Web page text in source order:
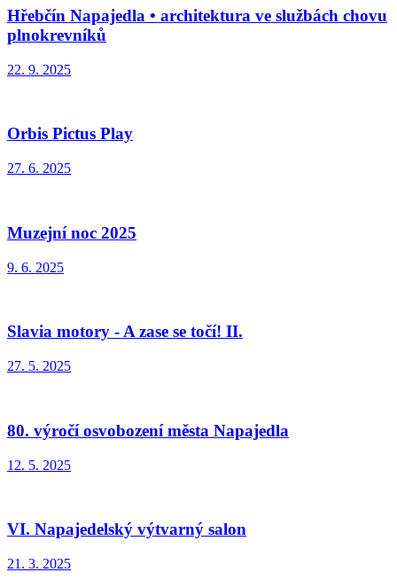
Hřebčín Napajedla • architektura ve službách chovu
plnokrevníků
22. 9. 2025
Orbis Pictus Play
27. 6. 2025
Muzejní noc 2025
9. 6. 2025
Slavia motory - A zase se točí! II.
27. 5. 2025
80. výročí osvobození města Napajedla
12. 5. 2025
VI. Napajedelský výtvarný salon
21. 3. 2025